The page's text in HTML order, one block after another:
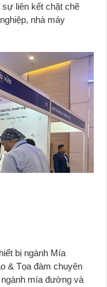
liên kết chặt chẽ
nhà máy
bị ngành Mía
& Tọa đàm chuyên
mía đường và